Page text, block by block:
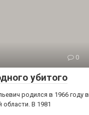
0
убитого
родился в 1966 году в
области. В 1981